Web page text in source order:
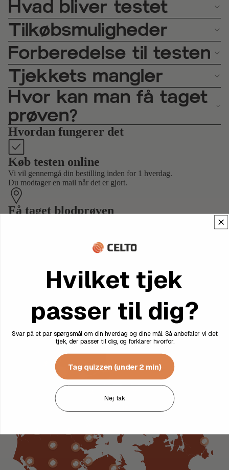
Hvad bliver testet
Tilkøbsmuligheder
Forberedelse til testen
Tjekkets mangler
Hvor kan man få taget
prøven?
Hvordan fungerer det
Køb testen online
Vi vil gennemgå din bestilling inden for 1 hverdag.
Du modtager en mail når det er gjort.
Få taget blodprøven
Efter din bestilling er gennemgået kan du bestille tid på et hospital
Du får dine svar leveret i Sundhedsappen, og vil også få en
skriftlig gennemgang sendt af os.
Hvilket tjek
passer til dig?
Svar på et par spørgsmål om din hverdag og dine mål. Så anbefaler vi det
tjek, der passer til dig, og forklarer hvorfor.
Tag quizzen (under 2 min)
Nej tak